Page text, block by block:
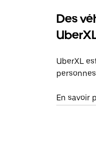
Des
UberXL
En savoir